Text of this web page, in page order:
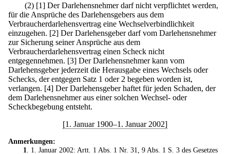
(2) [1] Der Darlehensnehmer darf nicht verpflichtet werden,
für die Ansprüche des Darlehensgebers aus dem
Verbraucherdarlehensvertrag eine Wechselverbindlichkeit
einzugehen. [2] Der Darlehensgeber darf vom Darlehensnehmer
zur Sicherung seiner Ansprüche aus dem
Verbraucherdarlehensvertrag einen Scheck nicht
entgegennehmen. [3] Der Darlehensnehmer kann vom
Darlehensgeber jederzeit die Herausgabe eines Wechsels oder
Schecks, der entgegen Satz 1 oder 2 begeben worden ist,
verlangen. [4] Der Darlehensgeber haftet für jeden Schaden, der
dem Darlehensnehmer aus einer solchen Wechsel- oder
Scheckbegebung entsteht.
[1. Januar 1900–1. Januar 2002]
Anmerkungen:
1
. 1. Januar 2002: Artt. 1 Abs. 1 Nr. 31, 9 Abs. 1 S. 3 des Gesetzes